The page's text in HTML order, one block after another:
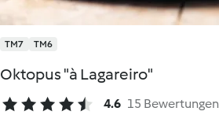
TM7 TM6
Oktopus "à Lagareiro"
4.6 15 Bewertungen